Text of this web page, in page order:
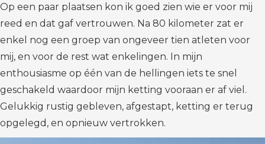
Op een paar plaatsen kon ik goed zien wie er voor mij
reed en dat gaf vertrouwen. Na 80 kilometer zat er
enkel nog een groep van ongeveer tien atleten voor
mij, en voor de rest wat enkelingen. In mijn
enthousiasme op één van de hellingen iets te snel
geschakeld waardoor mijn ketting vooraan er af viel.
Gelukkig rustig gebleven, afgestapt, ketting er terug
opgelegd, en opnieuw vertrokken.